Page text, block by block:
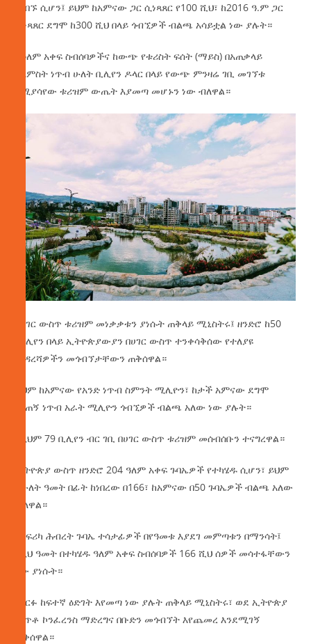
የጎበኙ ሲሆን፤ ይህም ከአምናው ጋር ሲነጻጸር የ100 ሺህ፣ ከ2016 ዓ.ም ጋር
ሲነጻጸር ደግሞ ከ300 ሺህ በላይ ጎብኚዎች ብልጫ አሳይቷል ነው ያሉት።
ከዓለም አቀፍ ስብሰባዎችና ከውጭ የቱሪስት ፍሰት (ማይስ) በአጠቃላይ
ከአምስት ነጥብ ሁለት ቢሊየን ዶላር በላይ የውጭ ምንዛሬ ገቢ መገኘቱ
የሚያሳየው ቱሪዝም ውጤት እያመጣ መሆኑን ነው ብለዋል።
የሀገር ውስጥ ቱሪዝም መነቃቃቱን ያነሱት ጠቅላይ ሚኒስትሩ፤ ዘንድሮ ከ50
ሚሊየን በላይ ኢትዮጵያውያን በሀገር ውስጥ ተንቀሳቅሰው የተለያዩ
መዳረሻዎችን መጎብኘታቸውን ጠቅሰዋል።
ይህም ከአምናው የአንድ ነጥብ ስምንት ሚሊዮን፣ ከታች አምናው ደግሞ
የዘጠኝ ነጥብ አራት ሚሊዮን ጎብኚዎች ብልጫ አለው ነው ያሉት።
በዚህም 79 ቢሊየን ብር ገቢ በሀገር ውስጥ ቱሪዝም መሰብሰቡን ተናግረዋል።
ኢትዮጵያ ውስጥ ዘንድሮ 204 ዓለም አቀፍ ጉባኤዎች የተካሄዱ ሲሆን፣ ይህም
ከሁለት ዓመት በፊት ከነበረው በ166፣ ከአምናው በ50 ጉባኤዎች ብልጫ አለው
ብለዋል።
የአፍሪካ ሕብረት ጉባኤ ተሳታፊዎች በየዓመቱ እያደገ መምጣቱን በማንሳት፤
በዚህ ዓመት በተካሄዱ ዓለም አቀፍ ስብሰባዎች 166 ሺህ ሰዎች መሳተፋቸውን
ነው ያነሱት።
በዘርፉ ከፍተኛ ዕድገት እየመጣ ነው ያሉት ጠቅላይ ሚኒስትሩ፣ ወደ ኢትዮጵያ
መጥቶ ኮንፈረንስ ማድረግና በቡድን መጎብኘት እየጨመረ እንደሚገኝ
ጠቅሰዋል።